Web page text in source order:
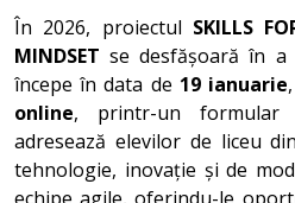
În 2026, proiectul SKILLS
MINDSET se desfășoară în a
începe în data de 19 ianuarie
online, printr-un formular
adresează elevilor de liceu
tehnologie, inovație și de
echipe agile, oferindu-le